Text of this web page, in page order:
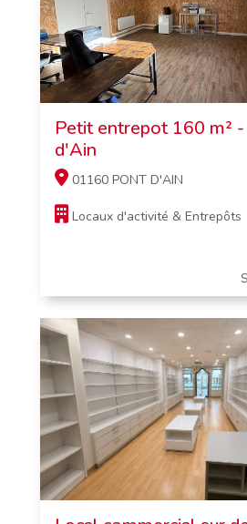
Petit entrepot 160 m²
d'Ain
01160 PONT D'AIN
Locaux d'activité & Entrepôts